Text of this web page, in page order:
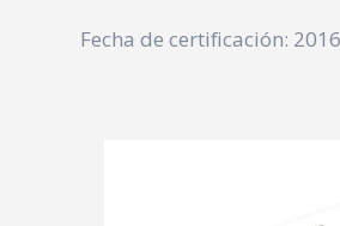
Fecha de certificación: